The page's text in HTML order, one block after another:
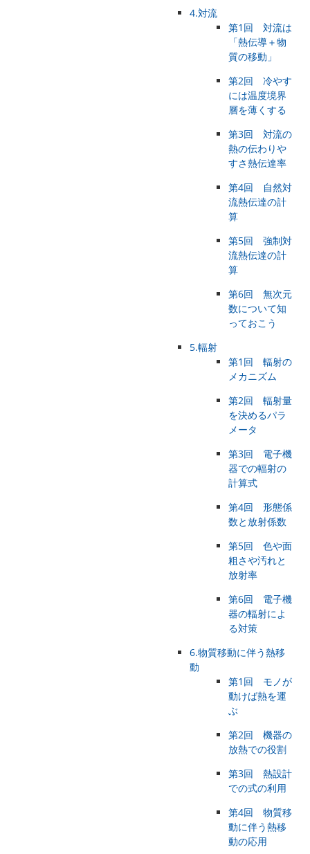
4.対流
第1回 対流は
「熱伝導＋物
質の移動」
第2回 冷やす
には温度境界
層を薄くする
第3回 対流の
熱の伝わりや
すさ熱伝達率
第4回 自然対
流熱伝達の計
算
第5回 強制対
流熱伝達の計
算
第6回 無次元
数について知
っておこう
5.輻射
第1回 輻射の
メカニズム
第2回 輻射量
を決めるパラ
メータ
第3回 電子機
器での輻射の
計算式
第4回 形態係
数と放射係数
第5回 色や面
粗さや汚れと
放射率
第6回 電子機
器の輻射によ
る対策
6.物質移動に伴う熱移
動
第1回 モノが
動けば熱を運
ぶ
第2回 機器の
放熱での役割
第3回 熱設計
での式の利用
第4回 物質移
動に伴う熱移
動の応用